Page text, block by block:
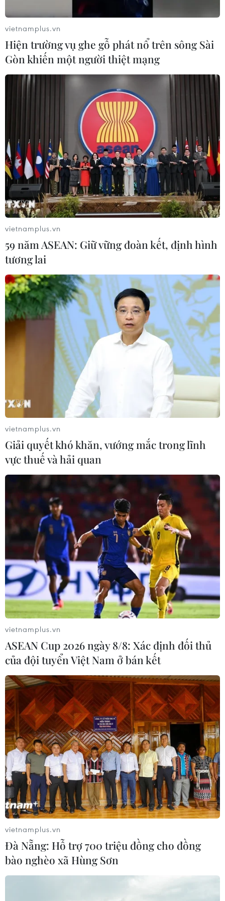
WHO: Bệnh đậu mùa khỉ đã lan ra hơn 20
quốc gia trên toàn cầu
Chuyên gia của WHO cho biết khoảng 200 trường hợp
mắc bệnh đậu mùa khỉ và hơn 100 ca nghi mắc đã
được phát hiện tại các quốc gia vốn hiếm khi ghi nhận
căn bệnh này.
Canada: Xác định nguồn gốc của đợt bùng
phát bệnh đậu mùa khỉ
Các bác sỹ cho biết bệnh đậu mùa khỉ nhiều khả năng
bắt nguồn từ phòng xông hơi G.I. Joe ở thành phố
Montreal và bùng phát lây lan, phần lớn các ca mắc là
nam giới tuổi từ 20-30, có quan hệ đồng giới.
vietnamplus.vn
Hiện trường vụ ghe gỗ phát nổ trên sông Sài
Gòn khiến một người thiệt mạng
vietnamplus.vn
59 năm ASEAN: Giữ vững đoàn kết, định hình
tương lai
vietnamplus.vn
Giải quyết khó khăn, vướng mắc trong lĩnh
vực thuế và hải quan
vietnamplus.vn
ASEAN Cup 2026 ngày 8/8: Xác định đối thủ
của đội tuyển Việt Nam ở bán kết
vietnamplus.vn
Đà Nẵng: Hỗ trợ 700 triệu đồng cho đồng
bào nghèo xã Hùng Sơn